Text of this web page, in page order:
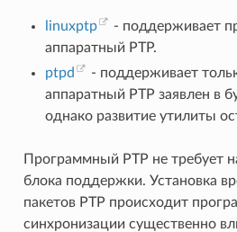
linuxptp
- поддерживает
аппаратный PTP.
ptpd
- поддерживает
аппаратный PTP заявлен в
однако развитие утилиты
Программный PTP не требует
блока поддержки. Установка
пакетов PTP происходит
синхронизации существенно